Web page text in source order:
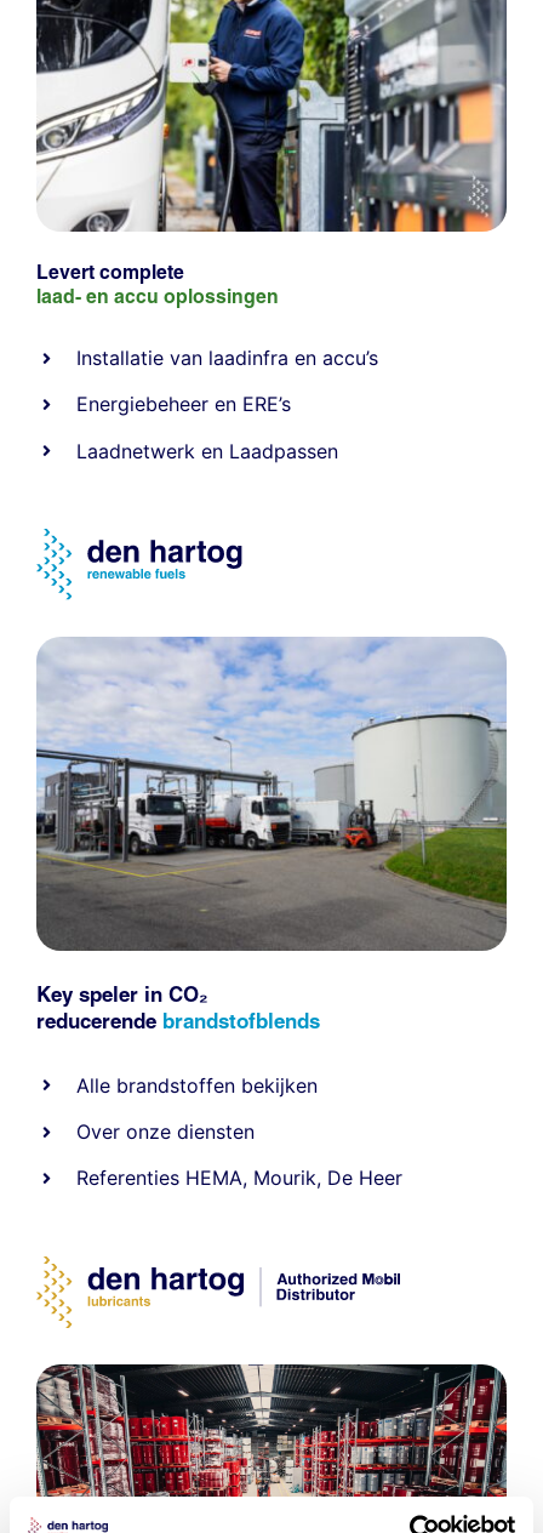
Levert complete
laad- en accu oplossingen
Installatie van laadinfra en accu’s
Energiebeheer en ERE’s
Laadnetwerk en Laadpassen
Key speler in CO₂
reducerende brandstofblends
Alle brandstoffen bekijken
Over onze diensten
Referenties HEMA, Mourik, De Heer